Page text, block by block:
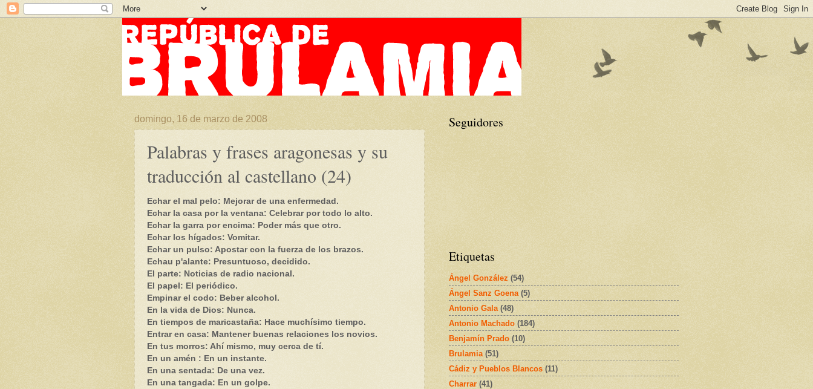
domingo, 16 de marzo de 2008
Palabras y frases aragonesas y su
traducción al castellano (24)
Echar el mal pelo: Mejorar de una enfermedad.
Echar la casa por la ventana: Celebrar por todo lo alto.
Echar la garra por encima: Poder más que otro.
Echar los hígados: Vomitar.
Echar un pulso: Apostar con la fuerza de los brazos.
Echau p'alante: Presuntuoso, decidido.
El parte: Noticias de radio nacional.
El papel: El periódico.
Empinar el codo: Beber alcohol.
En la vida de Dios: Nunca.
En tiempos de maricastaña: Hace muchísimo tiempo.
Entrar en casa: Mantener buenas relaciones los novios.
En tus morros: Ahí mismo, muy cerca de tí.
En un amén : En un instante.
En una sentada: De una vez.
En una tangada: En un golpe.
Seguidores
Etiquetas
Ángel González (54)
Ángel Sanz Goena (5)
Antonio Gala (48)
Antonio Machado (184)
Benjamín Prado (10)
Brulamia (51)
Cádiz y Pueblos Blancos (11)
Charrar (41)